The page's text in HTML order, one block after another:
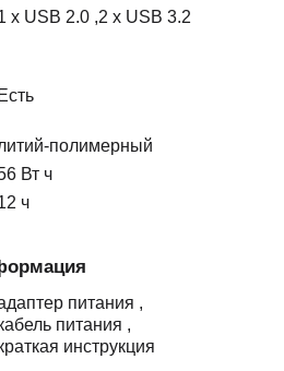
x USB 2.0 ,2 x USB 3.2
Есть
полимерный
Вт ч
ч
питания ,
питания ,
инструкция